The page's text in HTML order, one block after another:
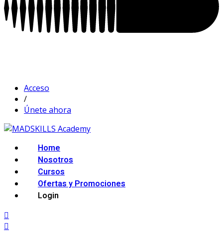
Acceso
/
Únete ahora
Home
Nosotros
Cursos
Ofertas y Promociones
Login